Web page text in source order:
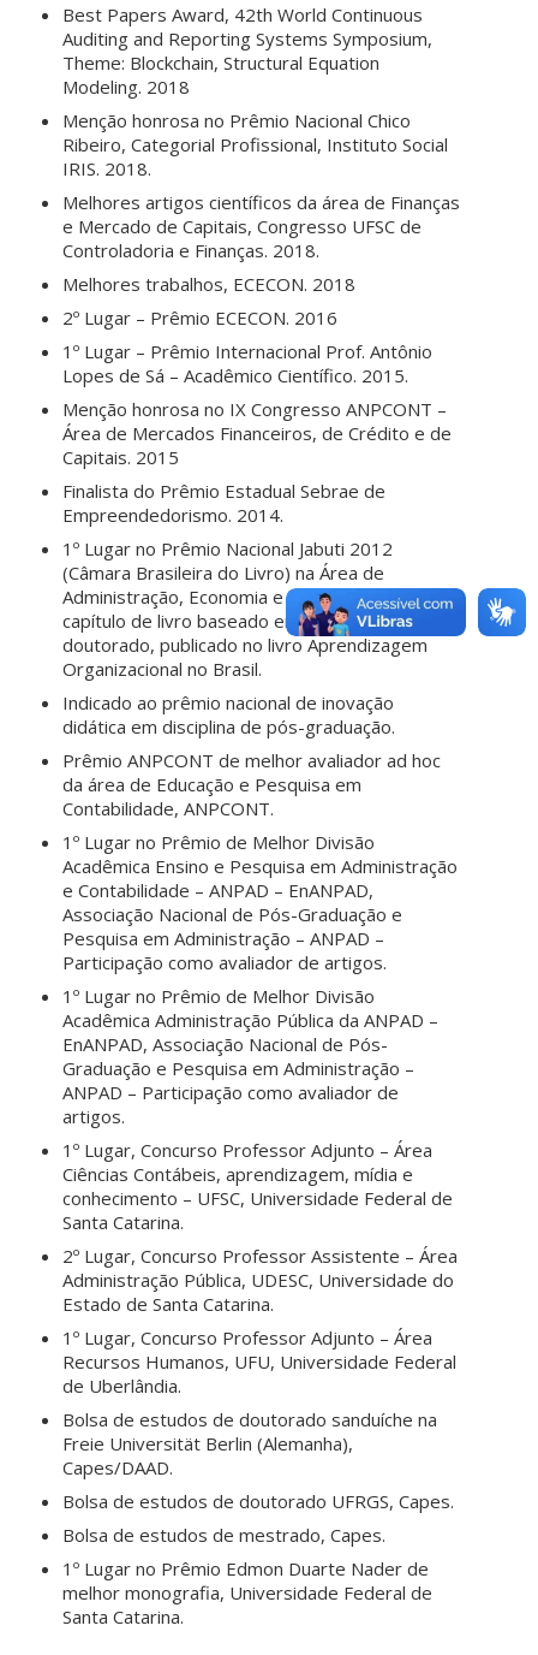
Best Papers Award, 42th World Continuous
Auditing and Reporting Systems Symposium,
Theme: Blockchain, Structural Equation
Modeling. 2018
Menção honrosa no Prêmio Nacional Chico
Ribeiro, Categorial Profissional, Instituto Social
IRIS. 2018.
Melhores artigos científicos da área de Finanças
e Mercado de Capitais, Congresso UFSC de
Controladoria e Finanças. 2018.
Melhores trabalhos, ECECON. 2018
2º Lugar – Prêmio ECECON. 2016
1º Lugar – Prêmio Internacional Prof. Antônio
Lopes de Sá – Acadêmico Científico. 2015.
Menção honrosa no IX Congresso ANPCONT –
Área de Mercados Financeiros, de Crédito e de
Capitais. 2015
Finalista do Prêmio Estadual Sebrae de
Empreendedorismo. 2014.
1º Lugar no Prêmio Nacional Jabuti 2012
(Câmara Brasileira do Livro) na Área de
Administração, Economia e Negócios, com
capítulo de livro baseado em sua tese de
doutorado, publicado no livro Aprendizagem
Organizacional no Brasil.
Indicado ao prêmio nacional de inovação
didática em disciplina de pós-graduação.
Prêmio ANPCONT de melhor avaliador ad hoc
da área de Educação e Pesquisa em
Contabilidade, ANPCONT.
1º Lugar no Prêmio de Melhor Divisão
Acadêmica Ensino e Pesquisa em Administração
e Contabilidade – ANPAD – EnANPAD,
Associação Nacional de Pós-Graduação e
Pesquisa em Administração – ANPAD –
Participação como avaliador de artigos.
1º Lugar no Prêmio de Melhor Divisão
Acadêmica Administração Pública da ANPAD –
EnANPAD, Associação Nacional de Pós-
Graduação e Pesquisa em Administração –
ANPAD – Participação como avaliador de
artigos.
1º Lugar, Concurso Professor Adjunto – Área
Ciências Contábeis, aprendizagem, mídia e
conhecimento – UFSC, Universidade Federal de
Santa Catarina.
2º Lugar, Concurso Professor Assistente – Área
Administração Pública, UDESC, Universidade do
Estado de Santa Catarina.
1º Lugar, Concurso Professor Adjunto – Área
Recursos Humanos, UFU, Universidade Federal
de Uberlândia.
Bolsa de estudos de doutorado sanduíche na
Freie Universität Berlin (Alemanha),
Capes/DAAD.
Bolsa de estudos de doutorado UFRGS, Capes.
Bolsa de estudos de mestrado, Capes.
1º Lugar no Prêmio Edmon Duarte Nader de
melhor monografia, Universidade Federal de
Santa Catarina.